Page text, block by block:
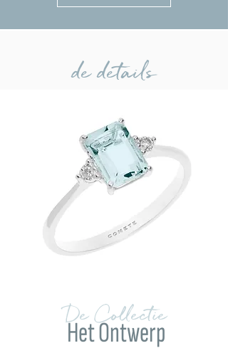
de details
De Collectie
Het Ontwerp